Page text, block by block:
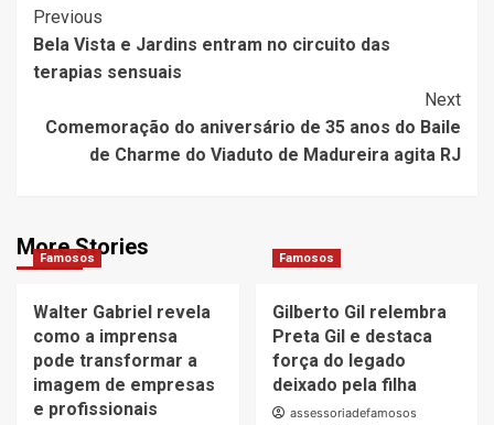
Post
Navigation
Previous
Bela Vista e Jardins entram no circuito das
terapias sensuais
Next
Comemoração do aniversário de 35 anos do Baile
de Charme do Viaduto de Madureira agita RJ
More Stories
Famosos
Walter Gabriel revela
como a imprensa
pode transformar a
imagem de empresas
e profissionais
Famosos
Gilberto Gil relembra
Preta Gil e destaca
força do legado
deixado pela filha
assessoriadefamosos